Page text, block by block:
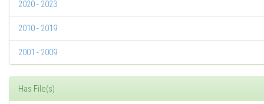
2020 - 2023
2010 - 2019
2001 - 2009
Has File(s)